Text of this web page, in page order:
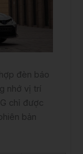
đèn báo
nhớ vị trí
chỉ được
bản